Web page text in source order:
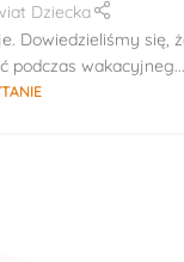
Dziecka
Dowiedzieliśmy się,
podczas wakacyjneg...